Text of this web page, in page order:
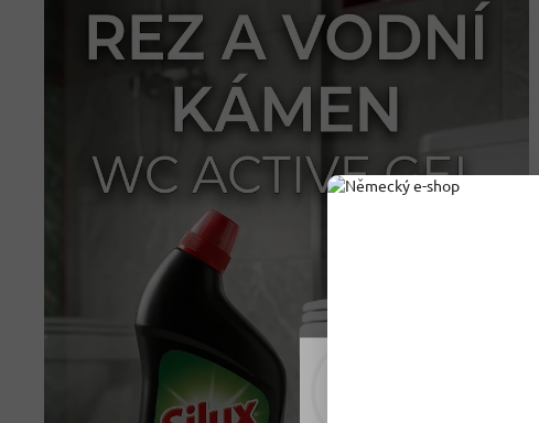
Rádi vám upravujeme
tomu soubory cookie.